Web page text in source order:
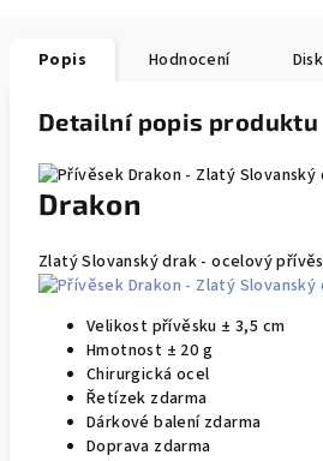
Popis Hodnocení
Detailní popis produktu
Drakon
Zlatý Slovanský drak - ocelový
Velikost přívěsku ± 3,5 cm
Hmotnost ± 20 g
Chirurgická ocel
Řetízek zdarma
Dárkové balení zdarma
Doprava zdarma